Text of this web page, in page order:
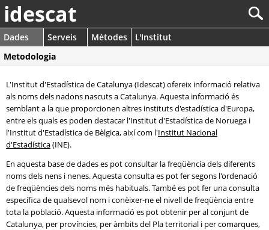
idescat
Dades Serveis Mètodes
L'Institut
Metodologia
L'Institut d'Estadística de Catalunya (Idescat) ofereix informació relativa
als noms dels nadons nascuts a Catalunya. Aquesta informació és
semblant a la que proporcionen altres instituts d'estadística d'Europa,
entre els quals es poden destacar l'Institut d'Estadística de Noruega i
l'Institut d'Estadística de Bèlgica, així com l'Institut Nacional
d'Estadística(INE).
En aquesta base de dades es pot consultar la freqüència dels diferents
noms dels nens i nenes. Aquesta consulta es pot fer segons l'ordenació
de freqüències dels noms més habituals. També es pot fer una consulta
específica de qualsevol nom i conèixer-ne el nivell de freqüència entre
tota la població. Aquesta informació es pot obtenir per al conjunt de
Catalunya, per províncies, per àmbits del Pla territorial i per comarques,